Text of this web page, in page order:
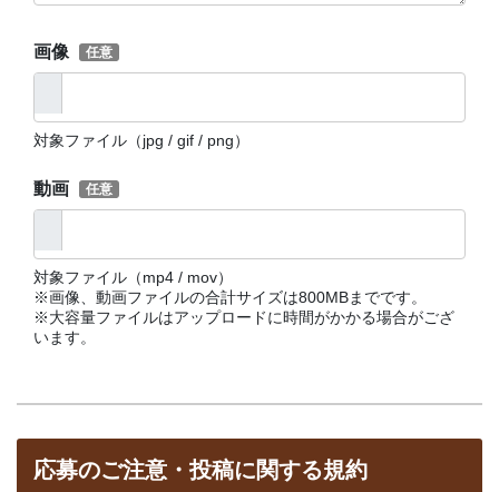
画像
対象ファイル（jpg / gif / png）
動画
対象ファイル（mp4 / mov）
※画像、動画ファイルの合計サイズは800MBまでです。
※大容量ファイルはアップロードに時間がかかる場合がござ
います。
応募のご注意・投稿に関する規約